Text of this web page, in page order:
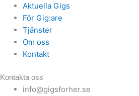
Aktuella Gigs
För Gig:are
Tjänster
Om oss
Kontakt
Kontakta oss
info@gigsforher.se